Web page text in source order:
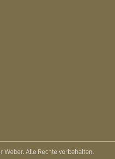
Alle Rechte vorbehalten.